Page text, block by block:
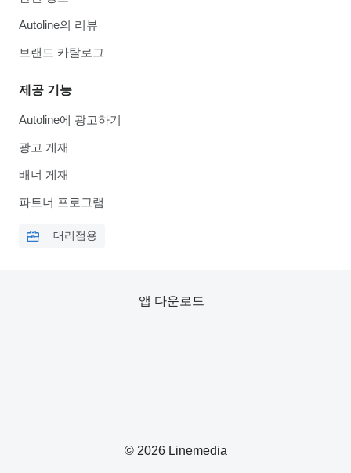
Autoline의 리뷰
브랜드 카탈로그
제공 기능
Autoline에 광고하기
광고 게재
배너 게재
파트너 프로그램
대리점용
© 2026 Linemedia
앱 다운로드